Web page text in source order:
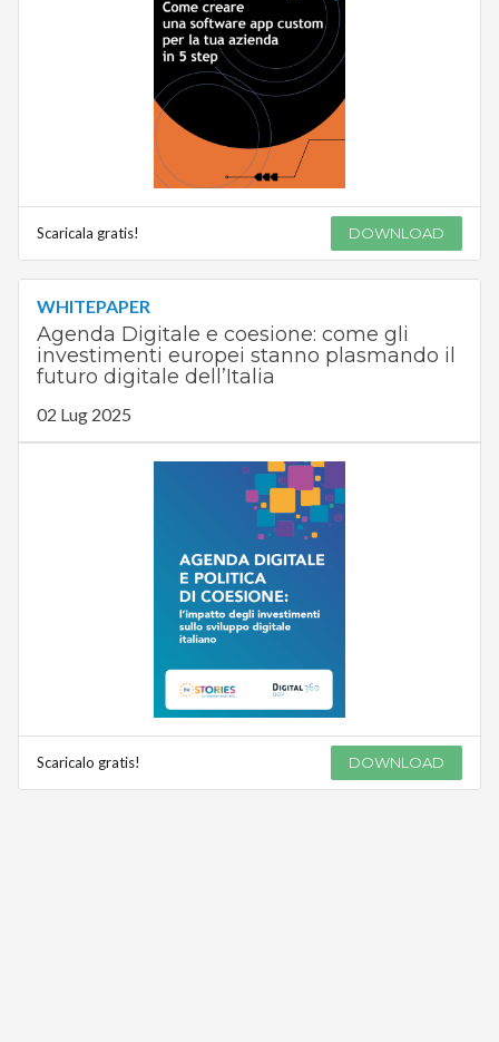
Scaricala gratis! DOWNLOAD
WHITEPAPER
Agenda Digitale e coesione: come gli
investimenti europei stanno plasmando il
futuro digitale dell’Italia
02 Lug 2025
Scaricalo gratis! DOWNLOAD